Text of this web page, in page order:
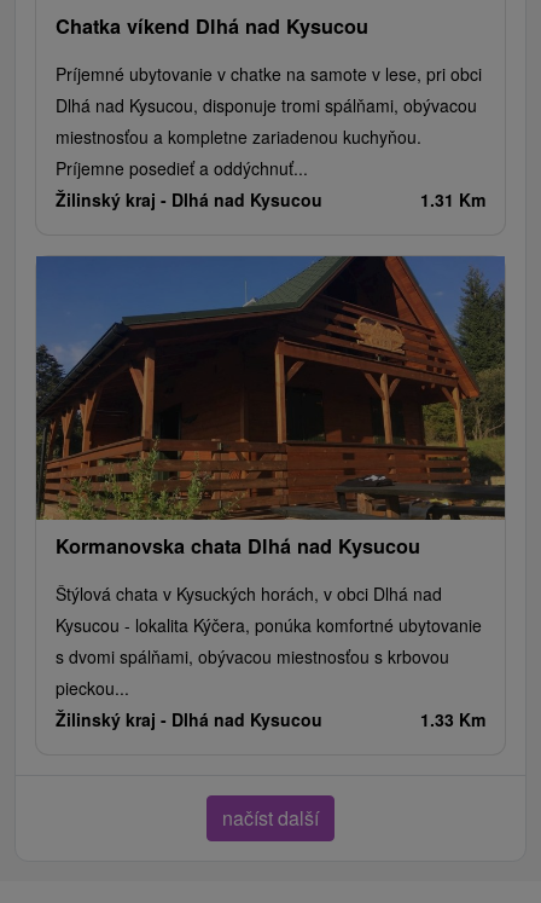
Chatka víkend Dlhá nad Kysucou
Príjemné ubytovanie v chatke na samote v lese, pri obci
Dlhá nad Kysucou, disponuje tromi spálňami, obývacou
miestnosťou a kompletne zariadenou kuchyňou.
Príjemne posedieť a oddýchnuť...
Žilinský kraj - Dlhá nad Kysucou 1.31 Km
Kormanovska chata Dlhá nad Kysucou
Štýlová chata v Kysuckých horách, v obci Dlhá nad
Kysucou - lokalita Kýčera, ponúka komfortné ubytovanie
s dvomi spálňami, obývacou miestnosťou s krbovou
pieckou...
Žilinský kraj - Dlhá nad Kysucou 1.33 Km
načíst další